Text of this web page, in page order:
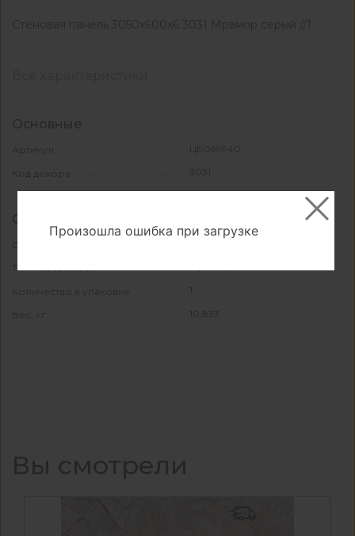
Стеновая панель 3050x600x6 3031 Мрамор серый //1
Основные
Артикул ЦБ069940
Код декора 3031
Свойства и материалы
Тип поверхности
Количество в упаковке 1
Вес, кг 10,833
Вы смотрели
Произошла ошибка при загрузке